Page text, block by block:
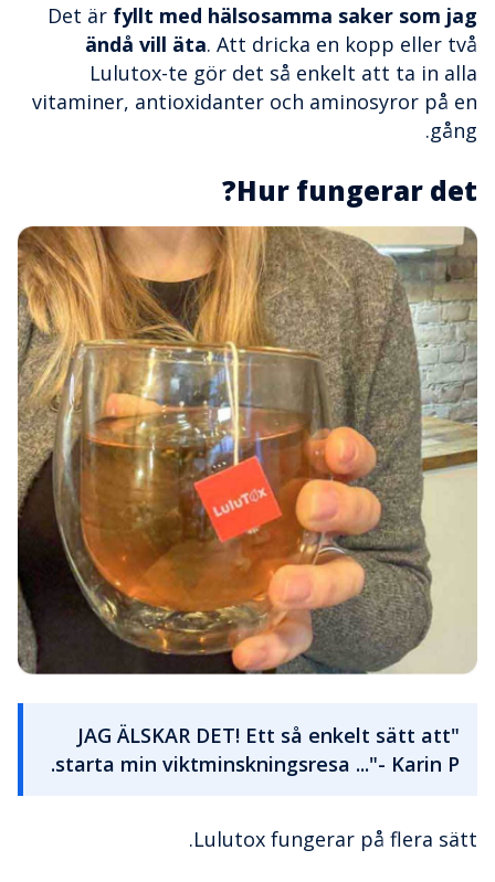
Det är fyllt med hälsosamma saker som jag
ändå vill äta. Att dricka en kopp eller två
Lulutox-te gör det så enkelt att ta in alla
vitaminer, antioxidanter och aminosyror på en
gång.
Hur fungerar det?
"JAG ÄLSKAR DET! Ett så enkelt sätt att
starta min viktminskningsresa ..."- Karin P.
Lulutox fungerar på flera sätt.